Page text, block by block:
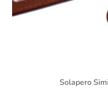
Solapero